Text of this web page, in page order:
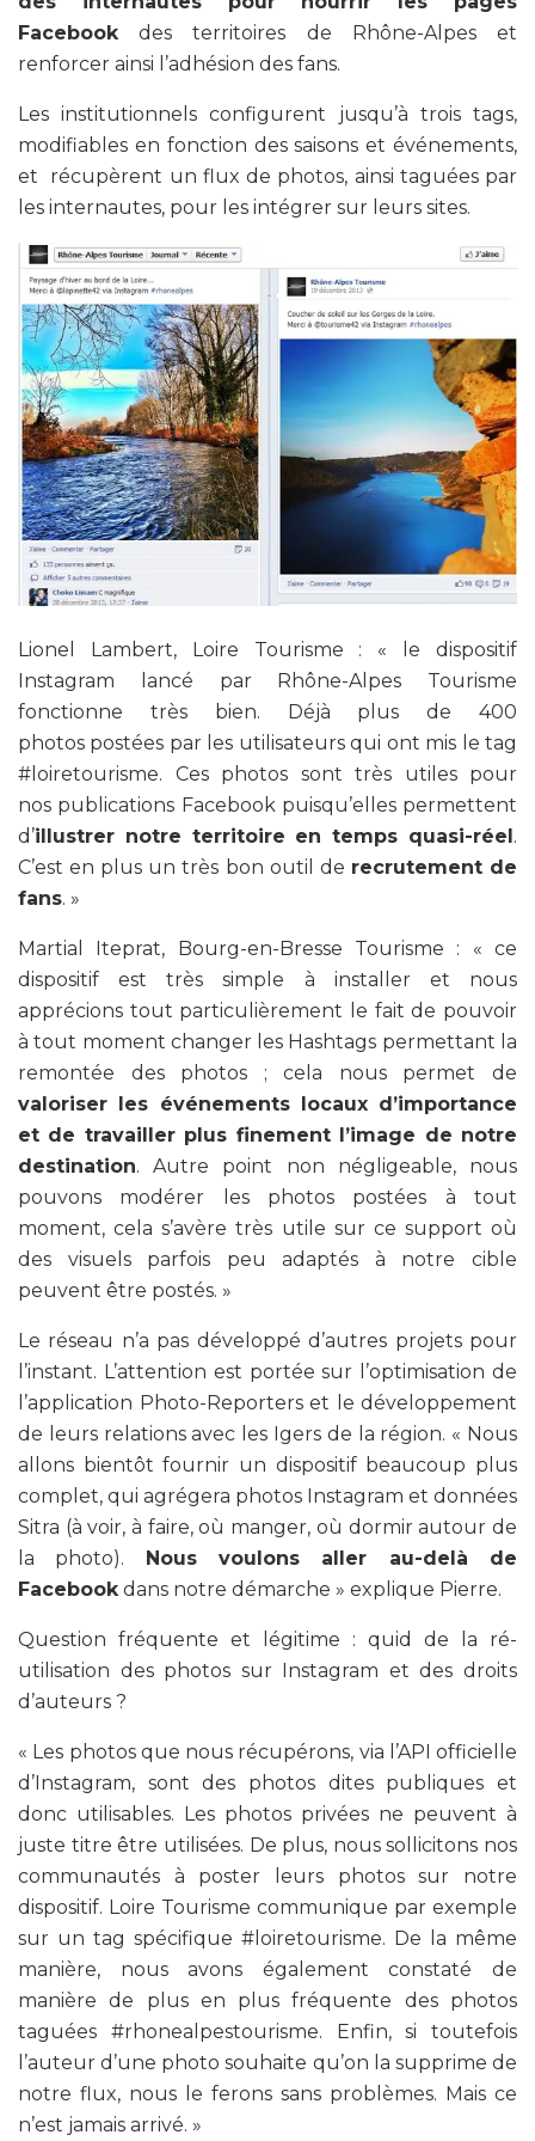
Facebook des territoires de Rhône-Alpes et
renforcer ainsi l’adhésion des fans.
Les institutionnels configurent jusqu’à trois tags,
modifiables en fonction des saisons et événements,
et récupèrent un flux de photos, ainsi taguées par
les internautes, pour les intégrer sur leurs sites.
Lionel Lambert, Loire Tourisme : «
le dispositif
Instagram lancé par Rhône-Alpes Tourisme
fonctionne très bien. Déjà plus de 400
photos postées par les utilisateurs qui ont mis le tag
#loiretourisme. Ces photos sont très utiles pour
nos publications Facebook puisqu’elles permettent
d’illustrer notre territoire en temps quasi-réel .
C’est en plus un très bon outil de recrutement de
fans. »
Martial Iteprat, Bourg-en-Bresse Tourisme : « ce
dispositif est très simple à installer et nous
apprécions tout particulièrement le fait de pouvoir
à tout moment changer les Hashtags permettant la
remontée des photos ; cela nous permet de
valoriser les événements locaux d’importance
et de travailler plus finement l’image de notre
destination. Autre point non négligeable, nous
pouvons modérer les photos postées à tout
moment, cela s’avère très utile sur ce support où
des visuels parfois peu adaptés à notre cible
peuvent être postés. »
Le réseau n’a pas développé d’autres projets pour
l’instant. L’attention est portée sur l’optimisation de
l’application Photo-Reporters et le développement
de leurs relations avec les Igers de la région. « Nous
allons bientôt fournir un dispositif beaucoup plus
complet, qui agrégera photos Instagram et données
Sitra (à voir, à faire, où manger, où dormir autour de
la photo).
Nous voulons aller au-delà de
Facebookdans notre démarche » explique Pierre.
Question fréquente et légitime : quid de la ré-
utilisation des photos sur Instagram et des droits
d’auteurs ?
« Les photos que nous récupérons, via l’API officielle
d’Instagram, sont des photos dites publiques et
donc utilisables. Les photos privées ne peuvent à
juste titre être utilisées. De plus, nous sollicitons nos
communautés à poster leurs photos sur notre
dispositif. Loire Tourisme communique par exemple
sur un tag spécifique #loiretourisme. De la même
manière, nous avons également constaté de
manière de plus en plus fréquente des photos
taguées #rhonealpestourisme.
Enfin, si toutefois
l’auteur d’une photo souhaite qu’on la supprime de
notre flux, nous le ferons sans problèmes. Mais ce
n’est jamais arrivé. »